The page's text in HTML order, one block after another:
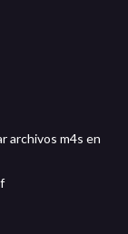
archivos m4s en